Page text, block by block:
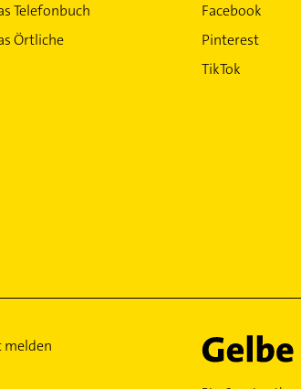
Telefonbuch
Örtliche
Facebook
Pinterest
TikTok
melden